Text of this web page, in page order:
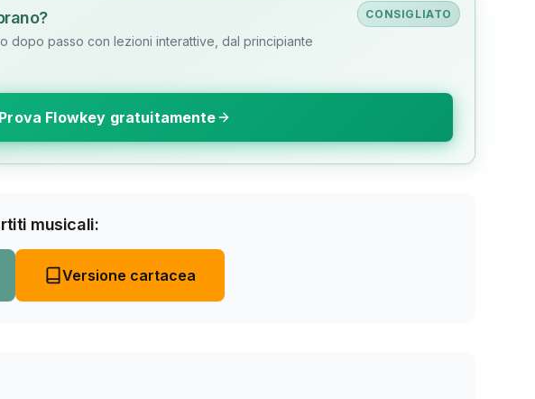
CONSIGLIATO
dopo passo con lezioni interattive, dal principiante
Prova Flowkey gratuitamente
musicali:
Versione cartacea